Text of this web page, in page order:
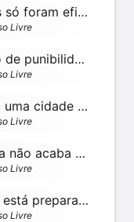
As últimas CPIs só foram eficazes para minar a democracia
Livre
Regime jurídico de punibilidade de crimes tributários não é tão novo
Livre
Como funciona uma cidade sem Estado, nem Direito Penal
Livre
Pena exagerada não acaba com o crime organizado
Livre
O Direito Penal está preparado para enfrentar a nova criminalidade?
Livre